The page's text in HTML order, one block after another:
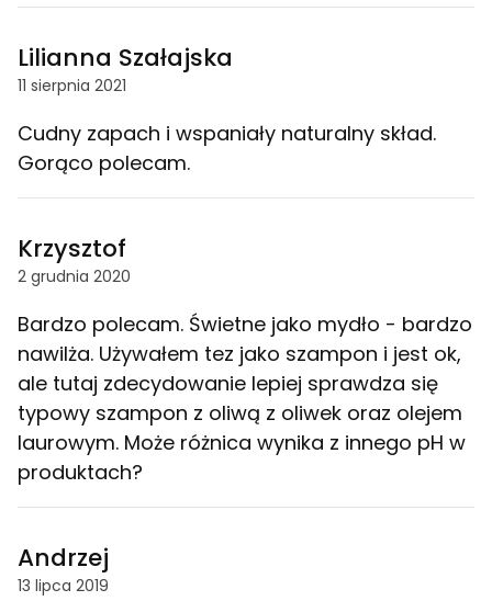
Lilianna Szałajska
11 sierpnia 2021
Cudny zapach i wspaniały naturalny skład.
Gorąco polecam.
Krzysztof
2 grudnia 2020
Bardzo polecam. Świetne jako mydło - bardzo
nawilża. Używałem tez jako szampon i jest ok,
ale tutaj zdecydowanie lepiej sprawdza się
typowy szampon z oliwą z oliwek oraz olejem
laurowym. Może różnica wynika z innego pH w
produktach?
Andrzej
13 lipca 2019